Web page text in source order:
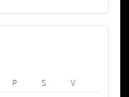
P S
V